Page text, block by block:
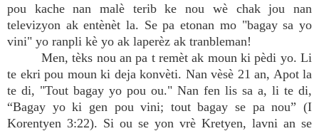
pou kache nan malè terib ke nou wè chak jou nan
televizyon ak entènèt la. Se pa etonan mo "bagay sa yo
vini" yo ranpli kè yo ak laperèz ak tranbleman!
Men, tèks nou an pa t remèt ak moun ki pèdi yo. Li
te ekri pou moun ki deja konvèti. Nan vèsè 21 an, Apot la
te di, "Tout bagay yo pou ou." Nan fen lis sa a, li te di,
“Bagay yo ki gen pou vini; tout bagay se pa nou” (I
Korentyen 3:22). Si ou se yon vrè Kretyen, lavni an se